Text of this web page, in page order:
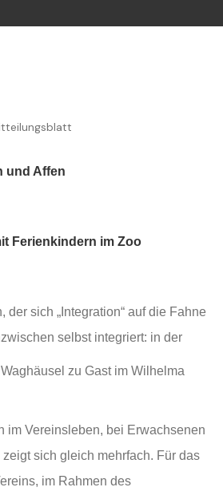
und Affen
Ferienkindern im Zoo
der sich „Integration“ auf die Fahne
selbst integriert: in der
im Vereinsleben, bei Erwachsenen
sich gleich mehrfach. Für das
im Rahmen des